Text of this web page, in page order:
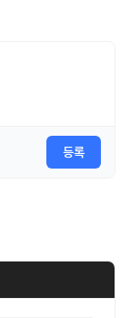
등록